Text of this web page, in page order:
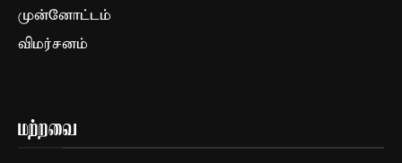
முன்னோட்டம்
விமர்சனம்
மற்றவை